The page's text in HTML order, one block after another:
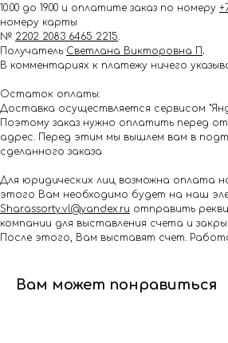
10.00 до 19.00 и оплатите заказ по номеру
номеру карты
№ 2202 2083 6465 2215.
Получатель Светлана Викторовна П .
В комментариях к платежу ничего
Остаток оплаты:
Доставка осуществляется сервисом
Поэтому заказ нужно оплатить перед
адрес. Перед этим мы вышлем вам в
сделанного заказа
Для юридических лиц возможна оплата
этого Вам необходимо будет на наш
Shar.assorty.vl@yandex.ru отправить
компании для выставления счета и
После этого, Вам выставят счет.
Вам может понравиться